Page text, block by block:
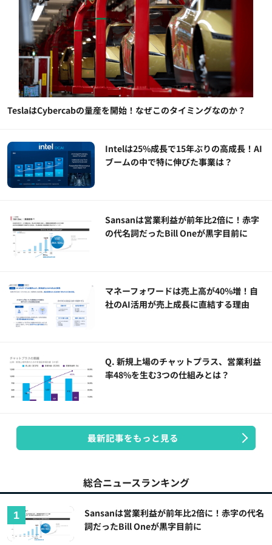
TeslaはCybercabの量産を開始！なぜこのタイミングなのか？
Intelは25%成長で15年ぶりの高成長！AI
ブームの中で特に伸びた事業は？
Sansanは営業利益が前年比2倍に！赤字
の代名詞だったBill Oneが黒字目前に
マネーフォワードは売上高が40%増！自
社のAI活用が売上成長に直結する理由
Q. 新規上場のチャットプラス、営業利益
率48%を生む3つの仕組みとは？
最新記事をもっと見る
総合ニュースランキング
Sansanは営業利益が前年比2倍に！赤字の代名
詞だったBill Oneが黒字目前に